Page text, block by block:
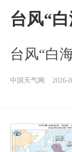
台风“
台风“白
中国天气网 2026-